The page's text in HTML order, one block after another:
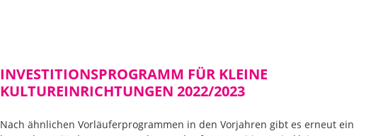
INVESTITIONSPROGRAMM FÜR KLEINE
KULTUREINRICHTUNGEN 2022/2023
Nach ähnlichen Vorläuferprogrammen in den Vorjahren gibt es erneut ein